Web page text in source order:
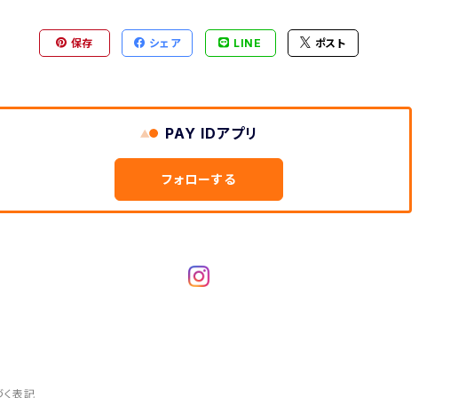
保存 シェア LINE ポスト
PAY IDアプリ
フォローする
表記